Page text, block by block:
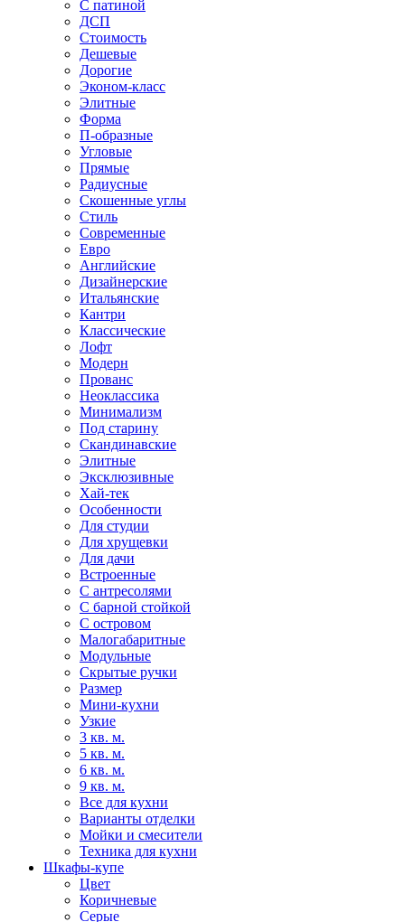
С патиной
ДСП
Стоимость
Дешевые
Дорогие
Эконом-класс
Элитные
Форма
П-образные
Угловые
Прямые
Радиусные
Скошенные углы
Стиль
Современные
Евро
Английские
Дизайнерские
Итальянские
Кантри
Классические
Лофт
Модерн
Прованс
Неоклассика
Минимализм
Под старину
Скандинавские
Элитные
Эксклюзивные
Хай-тек
Особенности
Для студии
Для хрущевки
Для дачи
Встроенные
С антресолями
С барной стойкой
С островом
Малогабаритные
Модульные
Скрытые ручки
Размер
Мини-кухни
Узкие
3 кв. м.
5 кв. м.
6 кв. м.
9 кв. м.
Все для кухни
Варианты отделки
Мойки и смесители
Техника для кухни
Шкафы-купе
Цвет
Коричневые
Серые